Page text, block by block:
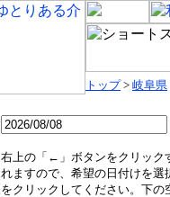
トップ> 岐阜県
右上の「←」ボタンをクリック
れますので、希望の日付けを
をクリックしてください。下